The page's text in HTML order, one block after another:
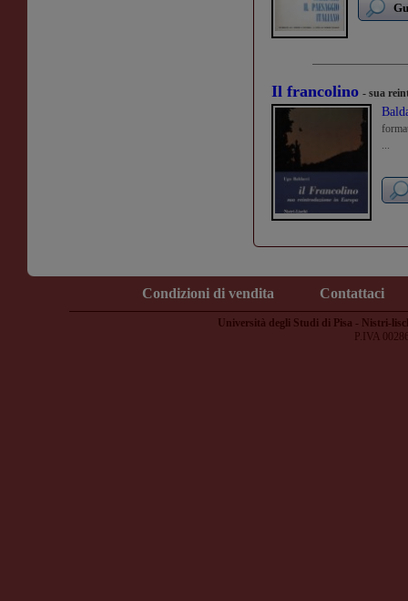
Il francolino - sua
...
Condizioni di vendita Contattaci
Università degli Studi di Pisa - Nistri-
P.IVA